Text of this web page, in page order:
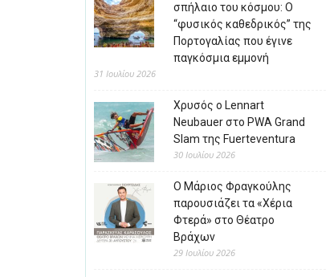
σπήλαιο του κόσμου: Ο
“φυσικός καθεδρικός” της
Πορτογαλίας που έγινε
παγκόσμια εμμονή
31 Ιουλίου 2026
Χρυσός ο Lennart
Neubauer στο PWA Grand
Slam της Fuerteventura
30 Ιουλίου 2026
Ο Μάριος Φραγκούλης
παρουσιάζει τα «Χέρια
Φτερά» στο Θέατρο
Βράχων
29 Ιουλίου 2026